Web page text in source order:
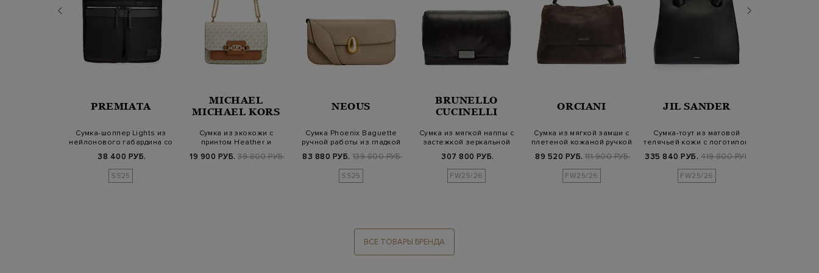
PREMIATA
Сумка-шоппер Lights из
нейлонового габардина со
38 400 РУБ.
SS25
MICHAEL
MICHAEL KORS
Сумка из экокожи с
принтом Heather и
19 900 РУБ. 39 800 РУБ.
NEOUS
Сумка Phoenix Baguette
ручной работы из гладкой
83 880 РУБ. 139 800 РУБ.
SS25
BRUNELLO
CUCINELLI
Сумка из мягкой наппы с
застежкой зеркальной
307 800 РУБ.
FW25/26
ORCIANI
Сумка из мягкой замши с
плетеной кожаной ручкой
89 520 РУБ. 111 900 РУБ.
FW25/26
JIL SANDER
Сумка-тоут из матовой
телячьей кожи с логотипом
335 840 РУБ. 419 800 РУБ.
FW25/26
ВСЕ ТОВАРЫ БРЕНДА